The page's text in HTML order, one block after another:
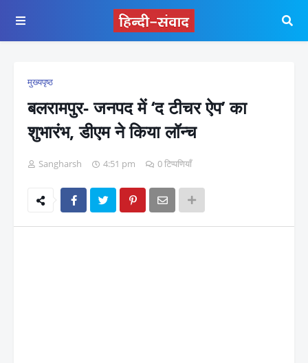
मुख्यपृष्ठ
बलरामपुर- जनपद में ‘द टीचर ऐप’ का
शुभारंभ, डीएम ने किया लॉन्च
Sangharsh 4:51 pm 0 टिप्पणियाँ